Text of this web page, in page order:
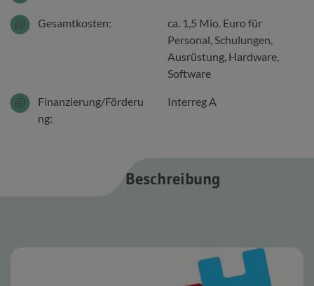
Gesamtkosten:
ca. 1,5 Mio. Euro für
Personal, Schulungen,
Ausrüstung, Hardware,
Software
Finanzierung/Förderu
ng:
Interreg A
Beschreibung